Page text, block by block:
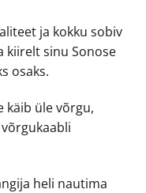
ja kokku sobiv
kiirelt sinu Sonose
osaks.
käib üle võrgu,
heli nautima